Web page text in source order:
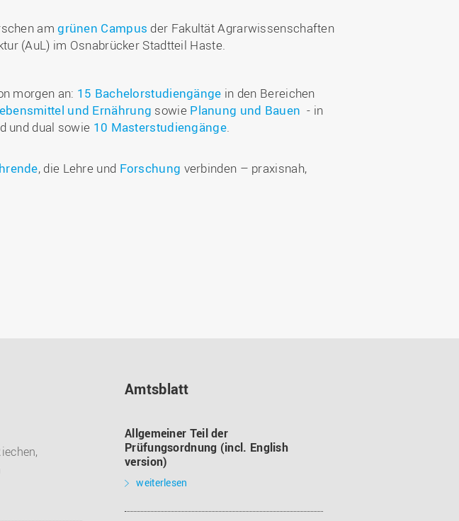
amgrünen Campus der Fakultät Agrarwissenschaften
(AuL) im Osnabrücker Stadtteil Haste.
morgen an: 15 Bachelorstudiengänge in den Bereichen
und Ernährung sowie Planung und Bauen - in
und dual sowie 10 Masterstudiengänge.
, die Lehre und Forschung verbinden – praxisnah,
Amtsblatt
Allgemeiner Teil der
Prüfungsordnung (incl. English
version)
weiterlesen